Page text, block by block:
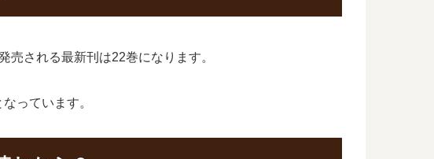
される最新刊は22巻になります。
っています。